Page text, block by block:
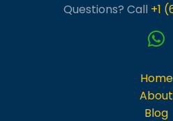
Questions? Call +1
Home
About
Blog